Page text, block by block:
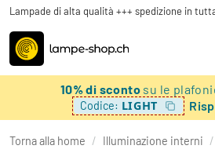
Lampade di alta qualità +++ spedizione in
10% di sconto su le
Codice: LIGHT
Torna alla home / Illuminazione interni /